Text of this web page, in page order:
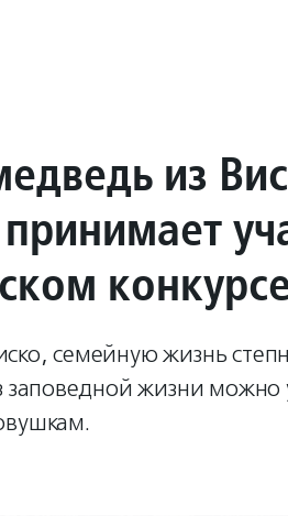
из
семейную жизнь
заповедной жизни можно